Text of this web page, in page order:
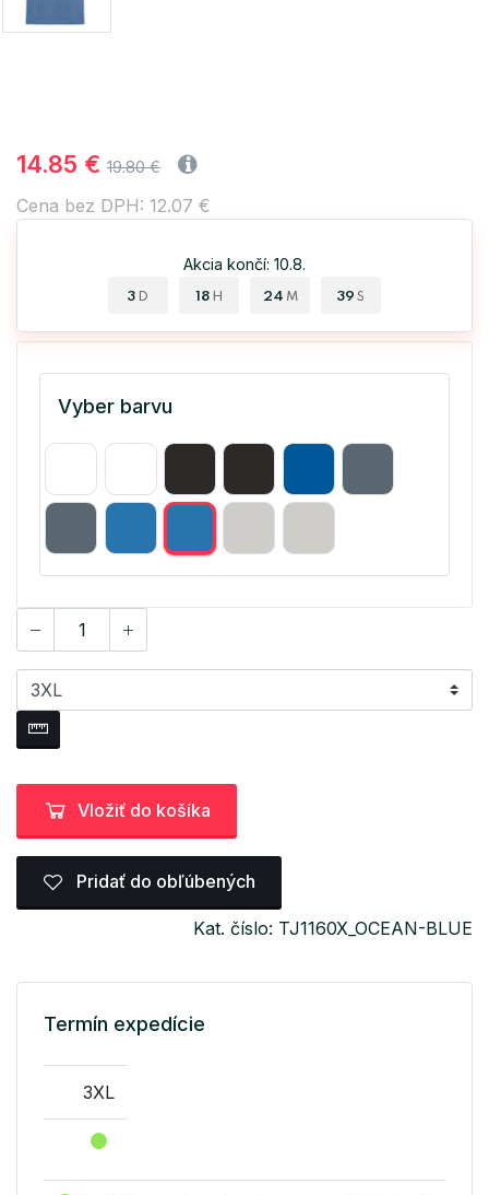
14.85 € 19.80 €
Cena bez DPH: 12.07 €
Akcia končí: 10.8.
3 D 18 H 24 M 39 S
Vyber barvu
Vložiť do košíka
Pridať do obľúbených
Kat. číslo: TJ1160X_OCEAN-BLUE
Termín expedície
3XL